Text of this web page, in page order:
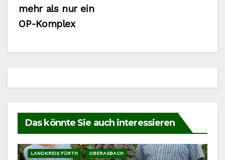
mehr als nur ein
OP-Komplex
Das könnte Sie auch interessieren
LANDKREIS FÜRTH OBERASBACH